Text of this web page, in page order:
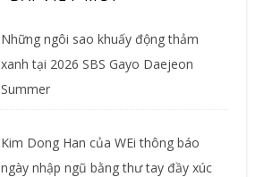
Những ngôi sao khuấy động thảm
xanh tại 2026 SBS Gayo Daejeon
Summer
Kim Dong Han của WEi thông báo
ngày nhập ngũ bằng thư tay đầy xúc